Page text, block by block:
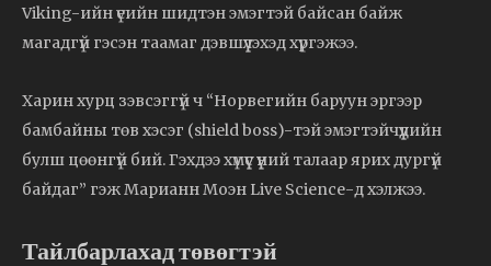
Viking-ийн үеийн шидтэн эмэгтэй байсан байж
магадгүй гэсэн таамаг дэвшүүлэхэд хүргэжээ.
Харин хурц зэвсэггүй ч “Норвегийн баруун эргээр
бамбайны төв хэсэг (shield boss)-тэй эмэгтэйчүүдийн
булш цөөнгүй бий. Гэхдээ хүмүүс үүний талаар ярих дургүй
байдаг” гэж Марианн Моэн Live Science-д хэлжээ.
Тайлбарлахад төвөгтэй